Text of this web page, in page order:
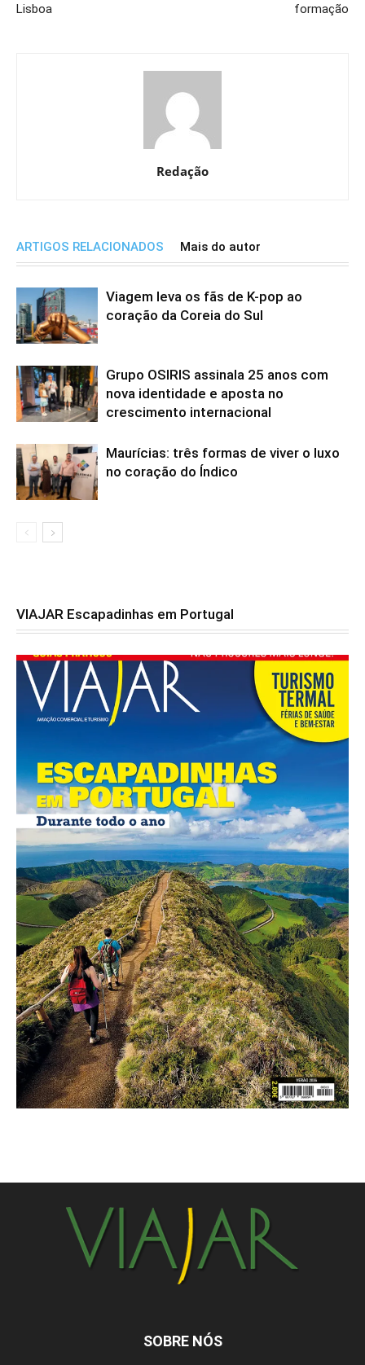
Lisboa
formação
Redação
ARTIGOS RELACIONADOS Mais do autor
Viagem leva os fãs de K-pop ao
coração da Coreia do Sul
Grupo OSIRIS assinala 25 anos com
nova identidade e aposta no
crescimento internacional
Maurícias: três formas de viver o luxo
no coração do Índico
VIAJAR Escapadinhas em Portugal
SOBRE NÓS